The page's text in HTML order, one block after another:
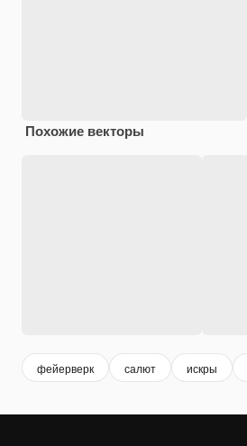
Похожие векторы
фейерверк салют искры